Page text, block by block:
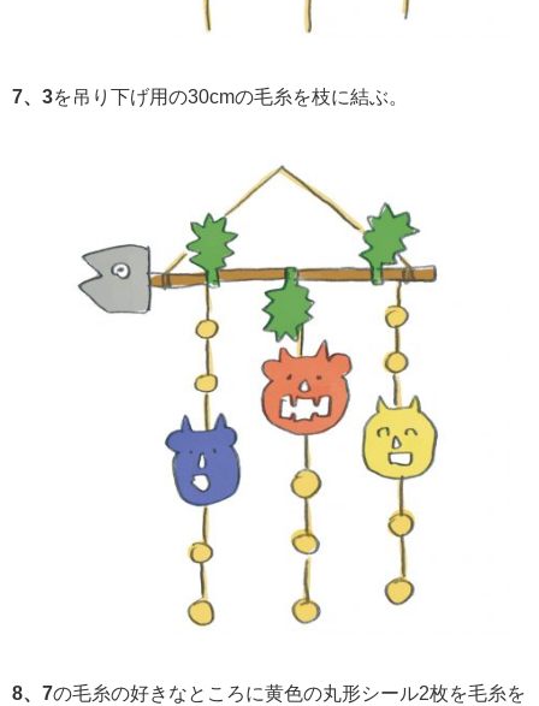
7、3を吊り下げ用の30cmの毛糸を枝に結ぶ。
8、7の毛糸の好きなところに黄色の丸形シール2枚を毛糸を